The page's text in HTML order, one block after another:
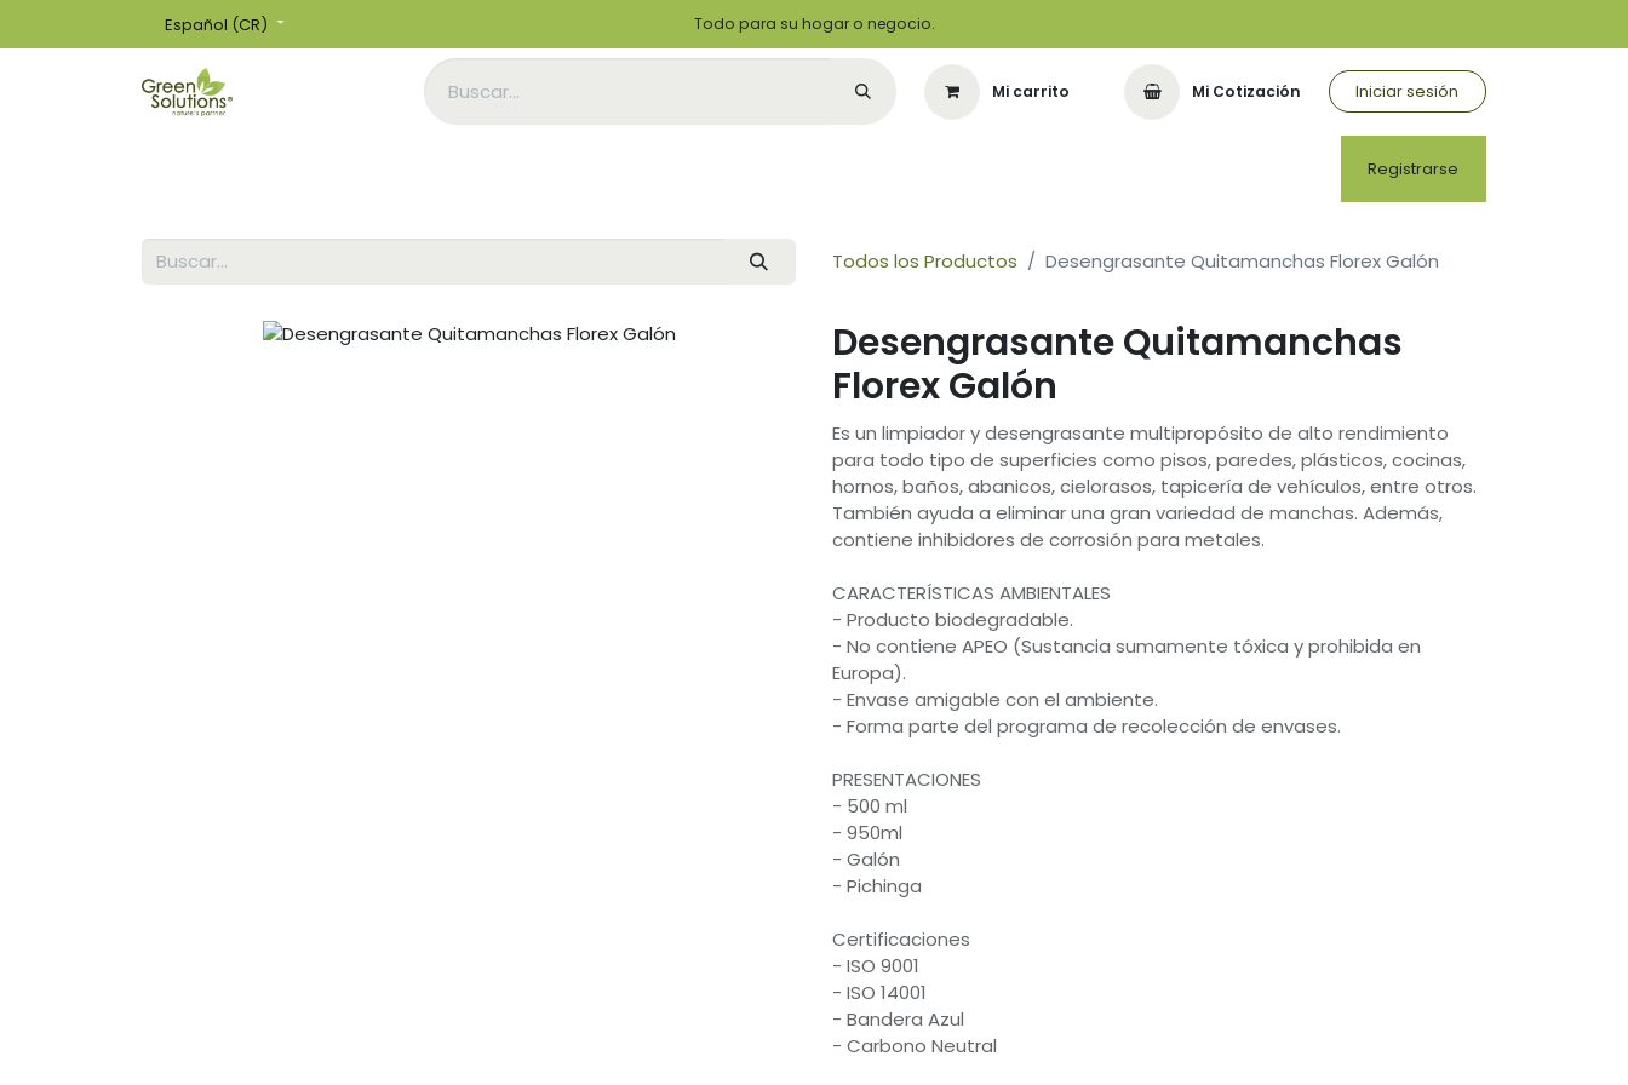
Español (CR) Todo para su hogar o negocio.
Mi carrito Mi Cotización Iniciar sesión
Registrarse
Todos los Productos Desengrasante Quitamanchas Florex Galón
Desengrasante Quitamanchas
Florex Galón
Es un limpiador y desengrasante multipropósito de alto rendimiento
para todo tipo de superficies como pisos, paredes, plásticos, cocinas,
hornos, baños, abanicos, cielorasos, tapicería de vehículos, entre otros.
También ayuda a eliminar una gran variedad de manchas. Además,
contiene inhibidores de corrosión para metales.
CARACTERÍSTICAS AMBIENTALES
- Producto biodegradable.
- No contiene APEO (Sustancia sumamente tóxica y prohibida en
Europa).
- Envase amigable con el ambiente.
- Forma parte del programa de recolección de envases.
PRESENTACIONES
- 500 ml
- 950ml
- Galón
- Pichinga
Certificaciones
- ISO 9001
- ISO 14001
- Bandera Azul
- Carbono Neutral